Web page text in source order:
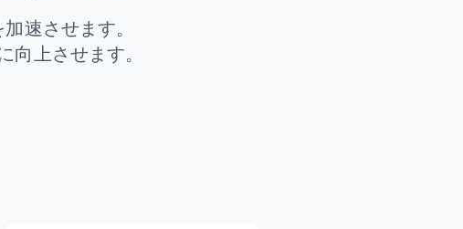
速させます。
上させます。